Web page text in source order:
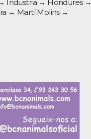
→ Industria → Hondures →
→ Martí Molins →